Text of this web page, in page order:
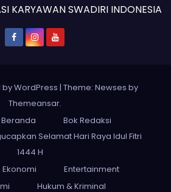
KARYAWAN SWADIRI INDONESIA
WordPress | Theme: Newses by
Themeansar.
Beranda
Bok Redaksi
Selamat Hari Raya Idul Fitri
1444 H
Ekonomi
Entertainment
Hukum & Kriminal